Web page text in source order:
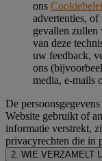
ons
advertenties, of
gevallen zullen
van deze
uw feedback,
ons
media, e-mails
De
Website gebruikt of
informatie verstrekt,
privacyrechten die in
2. WIE VERZAMELT